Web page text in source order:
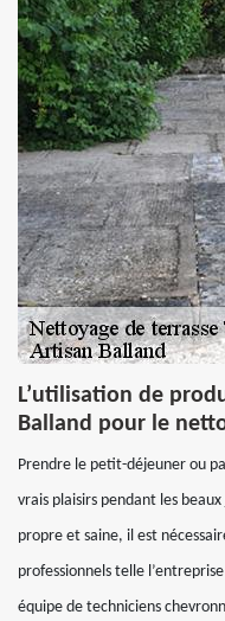
L’utilisation de
Balland pour le
Prendre le petit-déjeuner ou
vrais plaisirs pendant les
propre et saine, il est
professionnels telle
équipe de techniciens